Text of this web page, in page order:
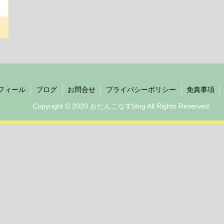
ィール ブログ お問合せ プライバシーポリシー 免責事項
Copyright © 2020 おたんこなすblog All Rights Reserved.